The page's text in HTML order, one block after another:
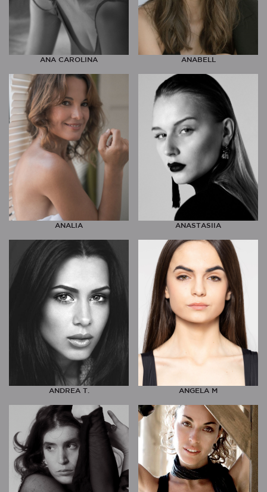
ANA CAROLINA ANABELL
ANALIA ANASTASIIA
ANDREA T. ANGELA M